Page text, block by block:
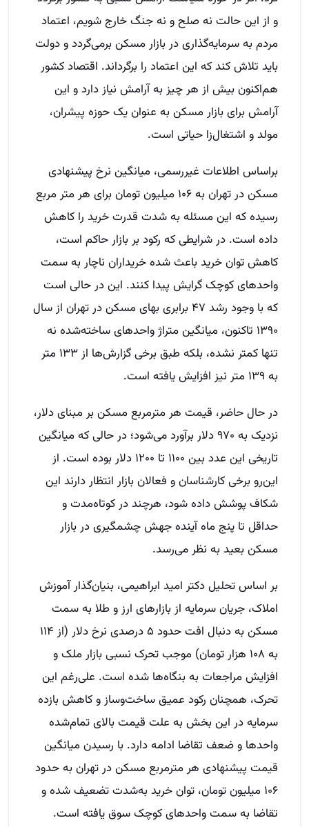
و از این حالت نه صلح و نه جنگ خارج شویم، اعتماد
مردم به سرمایه‌گذاری در بازار مسکن برمی‌گردد و دولت
باید تلاش کند که این اعتماد را برگرداند. اقتصاد کشور
هم‌اکنون بیش از هر چیز به آرامش نیاز دارد و این
آرامش برای بازار مسکن به عنوان یک حوزه پیشران،
مولد و اشتغال‌زا حیاتی است.
براساس اطلاعات غیررسمی، میانگین نرخ پیشنهادی
مسکن در تهران به ۱۰۶ میلیون تومان برای هر متر مربع
رسیده که این مسئله به شدت قدرت خرید را کاهش
داده است. در شرایطی که رکود بر بازار حاکم است،
کاهش توان خرید باعث شده خریداران ناچار به سمت
واحدهای کوچک گرایش پیدا کنند. این در حالی است
که با وجود رشد ۴۷ برابری بهای مسکن در تهران از سال
۱۳۹۰ تاکنون، میانگین متراژ واحدهای ساخته‌شده نه
تنها کمتر نشده، بلکه طبق برخی گزارش‌ها از ۱۳۳ متر
به ۱۳۹ متر نیز افزایش یافته است.
در حال حاضر، قیمت هر مترمربع مسکن بر مبنای دلار،
نزدیک به ۹۷۰ دلار برآورد می‌شود؛ در حالی که میانگین
تاریخی این عدد بین ۱۱۰۰ تا ۱۲۰۰ دلار بوده است. از
این‌رو برخی کارشناسان و فعالان بازار انتظار دارند این
شکاف پوشش داده شود، هرچند در کوتاه‌مدت و
حداقل تا پنج ماه آینده جهش چشمگیری در بازار
مسکن بعید به نظر می‌رسد.
بر اساس تحلیل دکتر امید ابراهیمی، بنیان‌گذار آموزش
املاک، جریان سرمایه از بازارهای ارز و طلا به سمت
مسکن به دنبال افت حدود ۵ درصدی نرخ دلار (از ۱۱۴
به ۱۰۸ هزار تومان) موجب تحرک نسبی بازار ملک و
افزایش مراجعات به بنگاه‌ها شده است. علی‌رغم این
تحرک، همچنان رکود عمیق ساخت‌وساز و کاهش بازده
سرمایه در این بخش به علت قیمت بالای تمام‌شده
واحدها و ضعف تقاضا ادامه دارد. با رسیدن میانگین
قیمت پیشنهادی هر مترمربع مسکن در تهران به حدود
۱۰۶ میلیون تومان، توان خرید به‌شدت تضعیف شده و
تقاضا به سمت واحدهای کوچک سوق یافته است.